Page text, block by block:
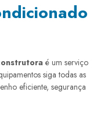
é um serviço
siga todas as
eficiente, segurança